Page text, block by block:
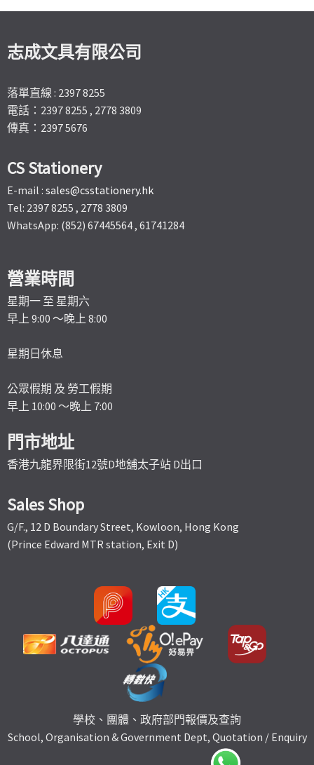
志成文具有限公司
落單直線 : 2397 8255
電話：2397 8255 , 2778 3809
傳真：2397 5676
CS Stationery
E-mail : sales@csstationery.hk
Tel: 2397 8255 , 2778 3809
WhatsApp: (852) 67445564 , 61741284
營業時間
星期一 至 星期六
早上 9:00 ～晚上 8:00
星期日休息
公眾假期 及 勞工假期
早上 10:00 ～晚上 7:00
門市地址
香港九龍界限街12號D地舖太子站 D出口
Sales Shop
G/F., 12 D Boundary Street, Kowloon, Hong Kong
(Prince Edward MTR station, Exit D)
學校、團體、政府部門報價及查詢
School, Organisation & Government Dept, Quotation / Enquiry